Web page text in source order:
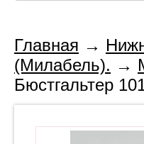
Главная →
(Милабель). →
Бюстгальтер